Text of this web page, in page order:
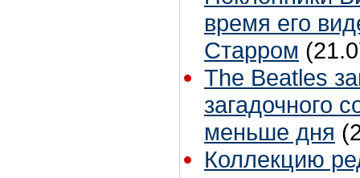
время его
Старром
The Beatles
загадочного
меньше дня
Коллекцию